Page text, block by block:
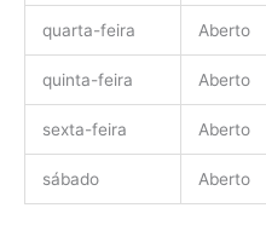
quarta-feira Aberto
quinta-feira Aberto
sexta-feira Aberto
sábado Aberto